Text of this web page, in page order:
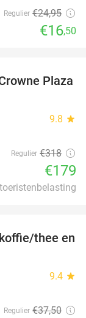
Regulier €24,95
€16,50
44%
Plaza
9.8 star
Regulier €318
€179
61%
thee en
9.4 star
Regulier €37,50